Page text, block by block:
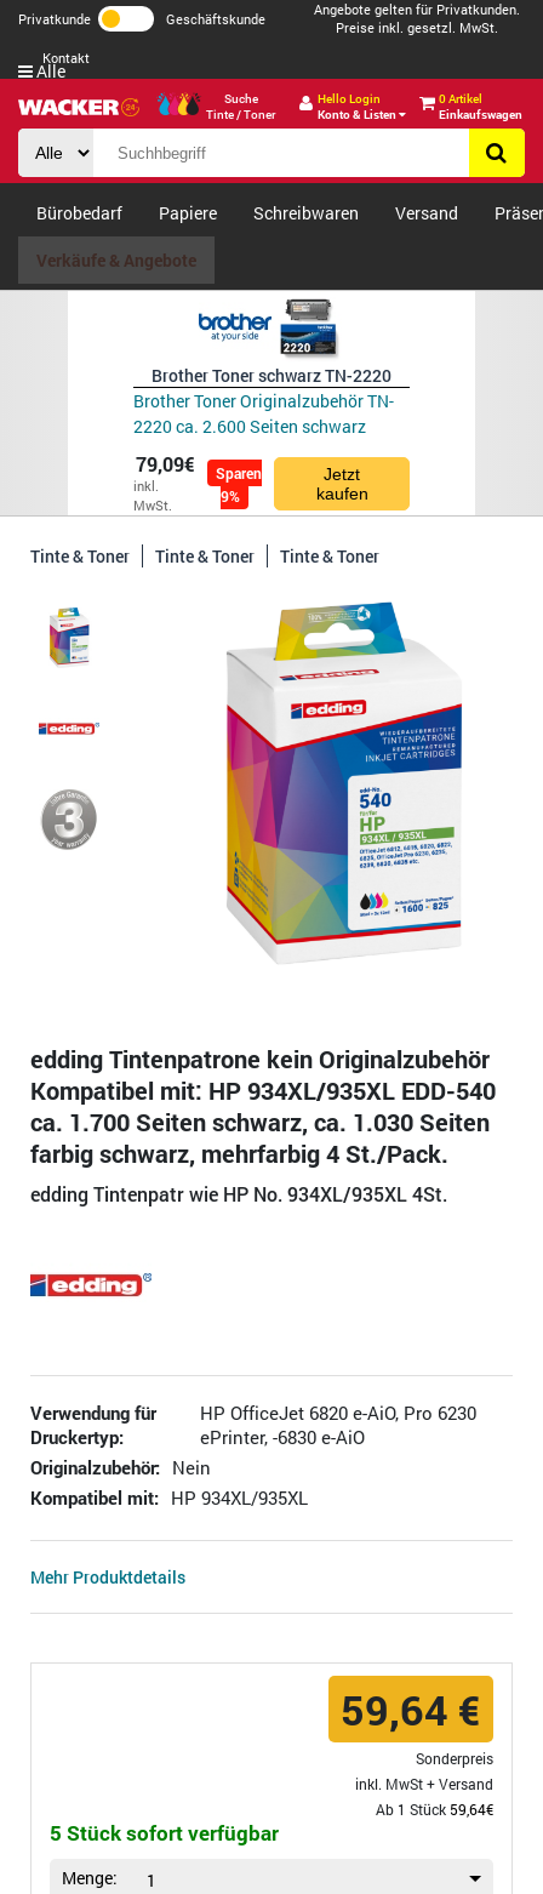
Privatkunde Geschäftskunde
Angebote gelten für Privatkunden.
Preise inkl. gesetzl. MwSt.
Kontakt
Suche
Tinte / Toner
Hello Login
Konto & Listen
0 Artikel
Einkaufswagen
Alle
Bürobedarf Papiere Schreibwaren Versand
Verkäufe & Angebote
Brother Toner schwarz TN-2220
Brother Toner Originalzubehör TN-
2220 ca. 2.600 Seiten schwarz
79,09€
inkl.
MwSt.
Sparen
9%
Jetzt
kaufen
Tinte & Toner Tinte & Toner Tinte & Toner
edding Tintenpatrone kein Originalzubehör
Kompatibel mit: HP 934XL/935XL EDD-540
ca. 1.700 Seiten schwarz, ca. 1.030 Seiten
farbig schwarz, mehrfarbig 4 St./Pack.
edding Tintenpatr wie HP No. 934XL/935XL 4St.
Verwendung für
Druckertyp:
HP OfficeJet 6820 e-AiO, Pro 6230
ePrinter, -6830 e-AiO
Originalzubehör: Nein
Kompatibel mit: HP 934XL/935XL
Mehr Produktdetails
59,64 €
Sonderpreis
inkl. MwSt +Versand
Ab 1 Stück 59,64€
5 Stück sofort verfügbar
Menge: 1